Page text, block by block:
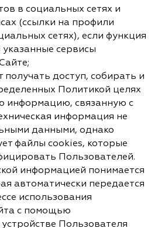
в социальных сетях и
(ссылки на профили
сетях), если функция
сервисы
получать доступ, собирать и
Политикой целях
информацию, связанную с
информация не
данными, однако
файлы cookies, которые
Пользователей.
информацией понимается
автоматически передается
использования
с помощью
Пользователя